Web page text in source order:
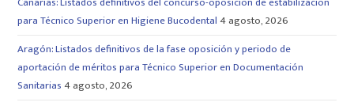
para Técnico Superior en Higiene Bucodental 4 agosto, 2026
Aragón: Listados definitivos de la fase oposición y periodo de
aportación de méritos para Técnico Superior en Documentación
Sanitarias 4 agosto, 2026